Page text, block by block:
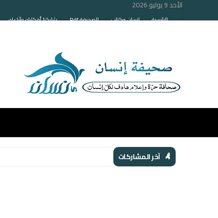
الأحد 9 يوليو 2026
الرئيسية إنسان وكتاب الصحيفة Pdf شاركنا أفكارك وآراءك
آخر المشاركات